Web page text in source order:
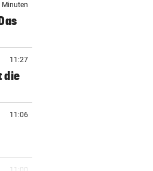
Minuten
11:27
die
11:06